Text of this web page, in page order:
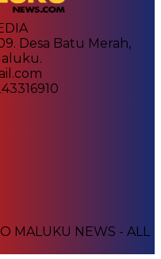
Desa Batu Merah,
MALUKU NEWS - ALL